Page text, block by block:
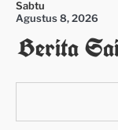
Skip
content
Sabtu
Agustus 8, 2026
Berita